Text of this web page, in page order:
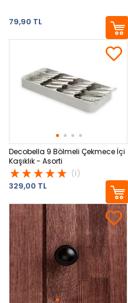
79,90 TL
Decobella 9 Bölmeli Çekmece İçi
Kaşıklık - Asorti
(1)
329,00 TL